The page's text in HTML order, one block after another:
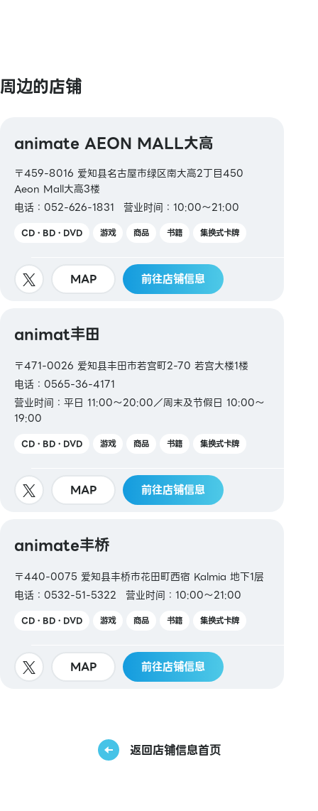
周边的店铺
animate AEON MALL大高
〒459-8016 爱知县名古屋市绿区南大高2丁目450
Aeon Mall大高3楼
电话：052-626-1831
营业时间：10:00～21:00
CD・BD・DVD 游戏 商品 书籍 集换式卡牌
MAP 前往店铺信息
animat丰田
〒471-0026 爱知县丰田市若宫町2-70 若宫大楼1楼
电话：0565-36-4171
营业时间：平日 11:00～20:00／周末及节假日 10:00～
19:00
CD・BD・DVD 游戏 商品 书籍 集换式卡牌
MAP 前往店铺信息
animate丰桥
〒440-0075 爱知县丰桥市花田町西宿 Kalmia 地下1层
电话：0532-51-5322
营业时间：10:00～21:00
CD・BD・DVD 游戏 商品 书籍 集换式卡牌
MAP 前往店铺信息
返回店铺信息首页